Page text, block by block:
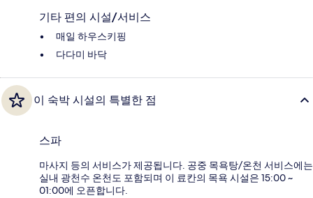
기타 편의 시설/서비스
매일 하우스키핑
다다미 바닥
이 숙박 시설의 특별한 점
스파
마사지 등의 서비스가 제공됩니다. 공중 목욕탕/온천 서비스에는
실내 광천수 온천도 포함되며 이 료칸의 목욕 시설은 15:00 ~
01:00에 오픈합니다.